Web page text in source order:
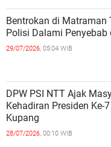
Bentrokan di Matraman
Polisi Dalami
29/07/2026, 05:04 WIB
DPW PSI NTT Ajak
Kehadiran Presiden Ke-
Kupang
28/07/2026, 00:10 WIB